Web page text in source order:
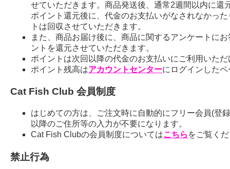
せていただきます。商品発送後、通常2週間以内に還
ポイント還元後に、代金のお支払いがなされなかっ
トは回収させていただきます。
また、商品お届け後に、商品に関するアンケートに
ントを還元させていただきます。
ポイントは次回以降の代金のお支払いにご利用いた
ポイント残高はアカウントセンターにログインした
Cat Fish Club 会員制度
はじめての方は、ご注文時に自動的にフリー会員(登
以降のご住所等の入力が不要になります。
Cat Fish Clubの会員制度についてはこちら をご覧く
禁止行為